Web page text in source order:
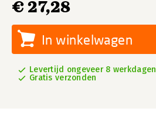
€ 27,28
In winkelwagen
Levertijd ongeveer 8 werkdagen
Gratis verzonden